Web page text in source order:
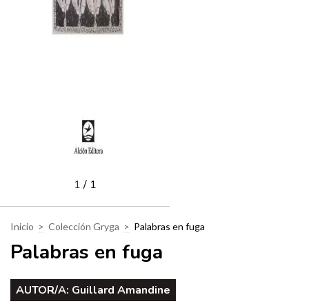
1/ 1
Inicio > Colección Gryga > Palabras en fuga
Palabras en fuga
AUTOR/A: Guillard Amandine